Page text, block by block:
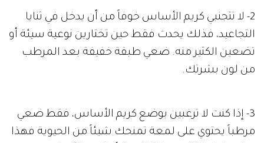
2- لا تتجنبي كريم الأساس خوفاً من أن يدخل في ثنايا
التجاعيد، فذلك يحدث فقط حين تختارين نوعية سيئة أو
تضعين الكثير منه. ضعي طبقة خفيفة بعد المرطب
من لون بشرتك.
3- إذا كنت لا ترغبين بوضع كريم الأساس، فقط ضعي
مرطباً يحتوي على لمعة تمنحك شيئاً من الحيوية فهذا